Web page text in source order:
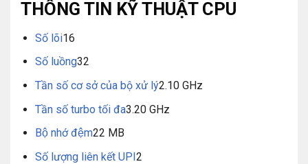
THÔNG TIN KỸ THUẬT CPU
Số lõi16
Số luồng32
Tần số cơ sở của bộ xử lý2.10 GHz
Tần số turbo tối đa3.20 GHz
Bộ nhớ đệm22 MB
Số lượng liên kết UPI2